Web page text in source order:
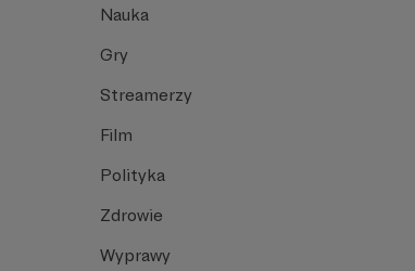
Nauka
Gry
Streamerzy
Film
Polityka
Zdrowie
Wyprawy